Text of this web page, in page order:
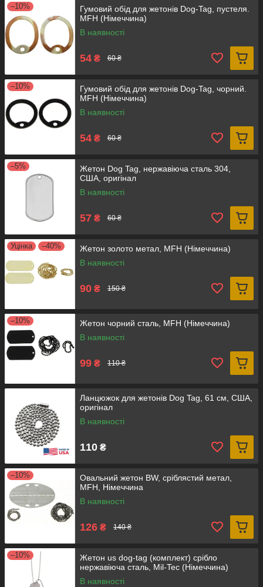
–10%
Гумовий обід для жетонів Dog-Tag, пустеля.
MFH (Німеччина)
В наявності
54 ₴ 60 ₴
–10%
Гумовий обід для жетонів Dog-Tag, чорний.
MFH (Німеччина)
В наявності
54 ₴ 60 ₴
–5%
Жетон Dog Tag, нержавіюча сталь 304,
США, оригінал
В наявності
57 ₴ 60 ₴
Уцінка –40%
Жетон золото метал, MFH (Німеччина)
В наявності
90 ₴ 150 ₴
–10%
Жетон чорний сталь, MFH (Німеччина)
В наявності
99 ₴ 110 ₴
Ланцюжок для жетонів Dog Tag, 61 см, США,
оригінал
В наявності
110 ₴
–10%
Овальний жетон BW, сріблястий метал,
MFH, Німеччина
В наявності
126 ₴ 140 ₴
–10%
Жетон us dog-tag (комплект) срібло
нержавіюча сталь, Mil-Tec (Німеччина)
В наявності